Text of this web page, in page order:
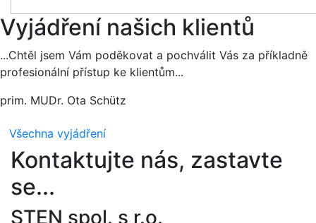
Vyjádření našich klientů
...Chtěl jsem Vám poděkovat a pochválit Vás za příkladně
profesionální přístup ke klientům...
prim. MUDr. Ota Schütz
Všechna vyjádření
Kontaktujte nás, zastavte
se...
STEN spol. s r.o.